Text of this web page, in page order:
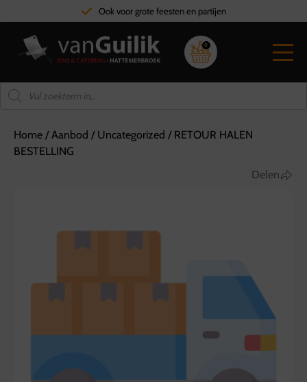
Ook voor grote feesten en partijen
0
Home /Aanbod / Uncategorized / RETOUR HALEN
BESTELLING
Delen